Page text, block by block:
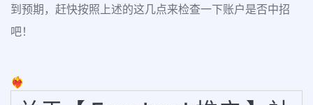
到预期，赶快按照上述的这几点来检查一下账户是否中招
吧！
❤️‍🔥